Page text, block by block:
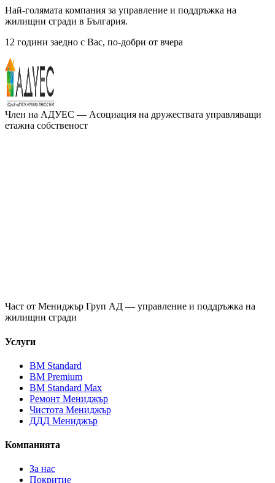
Най-голямата компания за управление и поддръжка на
жилищни сгради в България.
12 години заедно с Вас, по-добри от вчера
Член на АДУЕС — Асоциация на дружествата управляващи
етажна собственост
Част от Мениджър Груп АД — управление и поддръжка на
жилищни сгради
Услуги
ВМ Standard
ВМ Premium
ВМ Standard Max
Ремонт Мениджър
Чистота Мениджър
ДДД Мениджър
Компанията
За нас
Покритие